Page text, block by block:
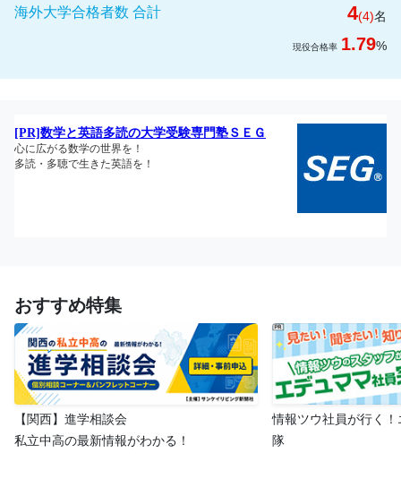
海外大学合格者数 合計 4(4)名
現役合格率 1.79%
おすすめ特集
相談会
新情報がわかる！
情報ツウ社員が行く！エデュママ